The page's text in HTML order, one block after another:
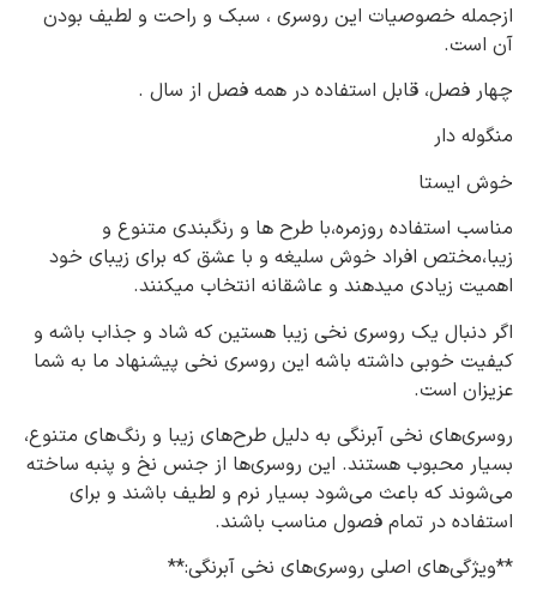
ازجمله خصوصیات این روسری ، سبک و راحت و لطیف بودن
آن است.
چهار فصل، قابل استفاده در همه فصل از سال .
منگوله دار
خوش ایستا
مناسب استفاده روزمره،با طرح ها و رنگبندی متنوع و
زیبا،مختص افراد خوش سلیغه و با عشق که برای زیبای خود
اهمیت زیادی میدهند و عاشقانه انتخاب میکنند.
اگر دنبال یک روسری نخی زیبا هستین که شاد و جذاب باشه و
کیفیت خوبی داشته باشه این روسری نخی پیشنهاد ما به شما
عزیزان است.
روسری‌های نخی آبرنگی به دلیل طرح‌های زیبا و رنگ‌های متنوع،
بسیار محبوب هستند. این روسری‌ها از جنس نخ و پنبه ساخته
می‌شوند که باعث می‌شود بسیار نرم و لطیف باشند و برای
استفاده در تمام فصول مناسب باشند.
**ویژگی‌های اصلی روسری‌های نخی آبرنگی:**